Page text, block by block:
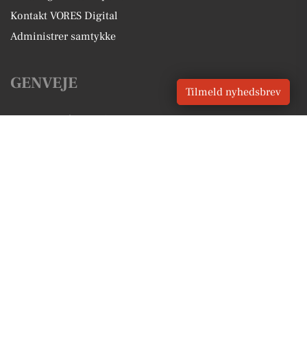
Kontakt VORES Digital
Administrer samtykke
GENVEJE
Seneste nyt fra Tinglev
Tilmeld nyhedsbrev